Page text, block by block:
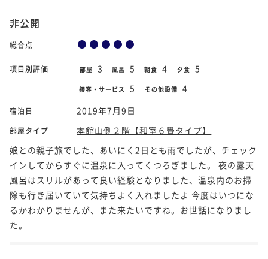
非公開
総合点
項目別評価 部屋 3 風呂 5 朝食 4 夕食 5
接客・サービス 5 その他設備 4
宿泊日 2019年7月9日
部屋タイプ
本館山側２階【和室６畳タイプ】
娘との親子旅でした、あいにく2日とも雨でしたが、チェック
インしてからすぐに温泉に入ってくつろぎました。 夜の露天
風呂はスリルがあって良い経験となりました、温泉内のお掃
除も行き届いていて気持ちよく入れましたよ 今度はいつにな
るかわかりませんが、また来たいですね。お世話になりまし
た。